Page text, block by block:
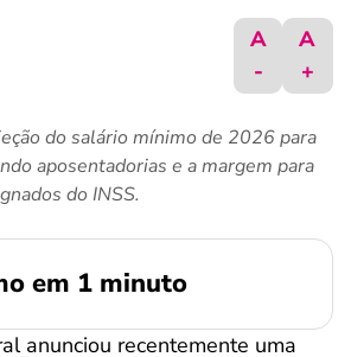
A
-
A
+
do salário mínimo de 2026 para
aposentadorias e a margem para
do INSS.
em 1 minuto
anunciou recentemente uma